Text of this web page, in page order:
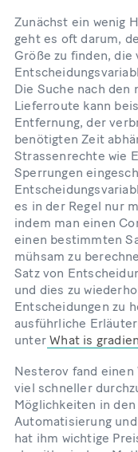
Zunächst ein wenig
geht es oft darum,
Größe zu finden, die
Die Suche nach
Lieferroute kann
Entfernung, der
benötigten Zeit
Strassenrechte wie
Sperrungen
es in der Regel nur
indem man einen
einen bestimmten
mühsam zu
Satz von
und dies zu
Entscheidungen zu
ausführliche
unterWhat is
Nesterov fand
viel schneller
Möglichkeiten in
Automatisierung
hat ihm wichtige